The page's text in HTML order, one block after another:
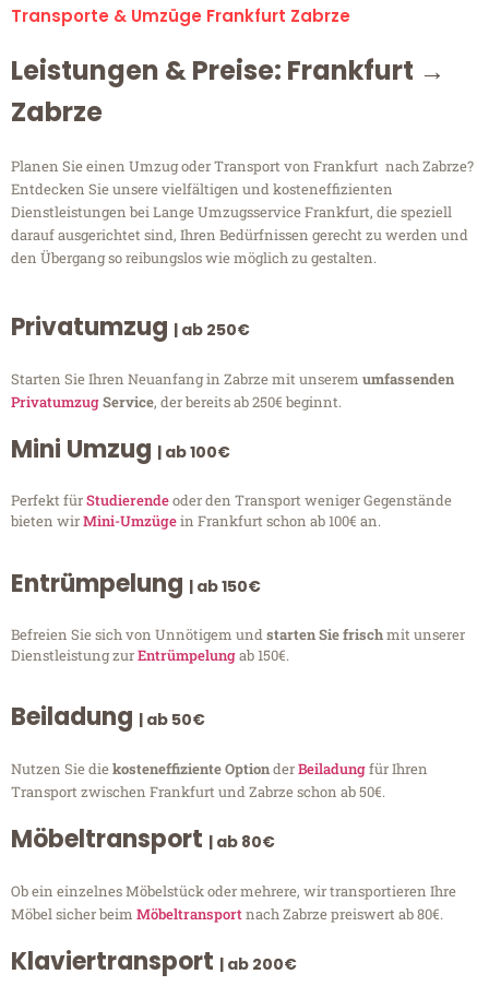
Transporte & Umzüge Frankfurt Zabrze
Leistungen & Preise: Frankfurt →
Zabrze
Planen Sie einen Umzug oder Transport von Frankfurt nach Zabrze?
Entdecken Sie unsere vielfältigen und kosteneffizienten
Dienstleistungen bei Lange Umzugsservice Frankfurt, die speziell
darauf ausgerichtet sind, Ihren Bedürfnissen gerecht zu werden und
den Übergang so reibungslos wie möglich zu gestalten.
Privatumzug | ab 250€
Starten Sie Ihren Neuanfang in Zabrze mit unserem umfassenden
PrivatumzugService, der bereits ab 250€ beginnt.
Mini Umzug | ab 100€
Perfekt fürStudierendeoder den Transport weniger Gegenstände
bieten wirMini-Umzügein Frankfurt schon ab 100€ an.
Entrümpelung | ab 150€
Befreien Sie sich von Unnötigem undstarten Sie frischmit unserer
Dienstleistung zurEntrümpelungab 150€.
Beiladung | ab 50€
Nutzen Sie diekosteneffiziente OptionderBeiladungfür Ihren
Transport zwischen Frankfurt und Zabrze schon ab 50€.
Möbeltransport | ab 80€
Ob ein einzelnes Möbelstück oder mehrere, wir transportieren Ihre
Möbel sicher beim Möbeltransportnach Zabrze preiswert ab 80€.
Klaviertransport | ab 200€